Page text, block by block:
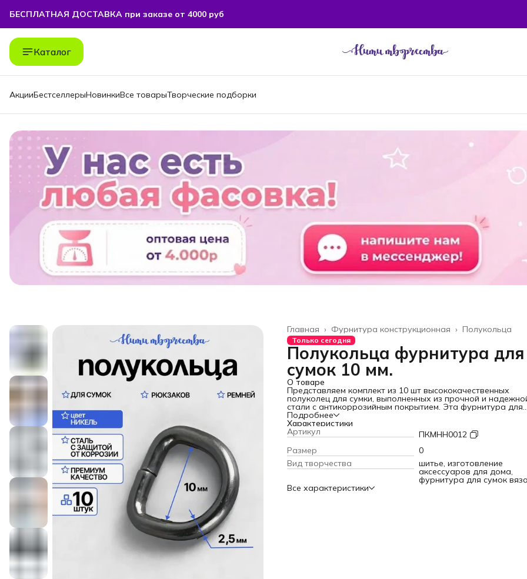
БЕСПЛАТНАЯ ДОСТАВКА при заказе от 4000 руб
БЕСПЛАТНАЯ ДОСТАВКА при заказе от 4000 руб
Каталог
АкцииБестселлерыНовинкиВсе товарыТворческие подборки
Полукольца
Фурнитура конструкционная ›
Главная ›
Только сегодня
Полукольца фурнитура для
сумок 10 мм.
О товаре
Представляем комплект из 10 шт высококачественных
полуколец для сумки, выполненных из прочной и
стали с антикоррозийным покрытием. Эта фурнитура для
рукоделия — не просто вспомогательные элементы, это —
фундамент ваших творческих проектов.
Универсальная фурнитура для сумок найдется в каждой
мастерской и арсенале рукодельника. Они идеально
для изготовления и ремонта различных сумок: от изящных
женских и строгих мужских моделей до детских рюкзаков,
также для создания бусинных украшений, ремней,
ошейников и даже подсумков для собак. Благодаря
ассортименту цветов и размеров, вы легко сможете
подобрать именно те полукольца, которые идеально
Подробнее
Характеристики
Артикул
ПКМНН0012
Размер
0
Вид творчества
шитье, изготовление
аксессуаров для дома,
фурнитура для сумок
Все характеристики